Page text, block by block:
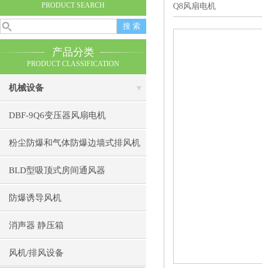
PRODUCT SEARCH
产品分类
PRODUCT CLASSIFICATION
机械设备
DBF-9Q6变压器风扇电机
粉尘防爆和气体防爆边墙式排风机
BLD型吸顶式房间通风器
防爆诱导风机
消声器 静压箱
风机/排风设备
Q8风扇电机